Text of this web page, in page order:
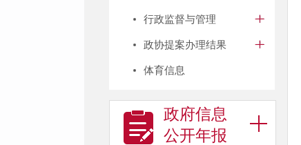
行政监督与管理
政协提案办理结果
体育信息
政府信息
公开年报